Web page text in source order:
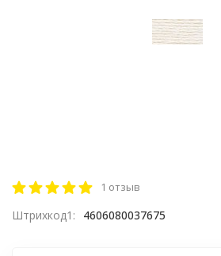
1 отзыв
Штрихкод1: 4606080037675